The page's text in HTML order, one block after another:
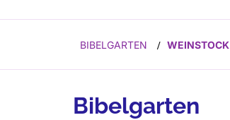
BIBELGARTEN / WEINSTOCK
Bibelgarten